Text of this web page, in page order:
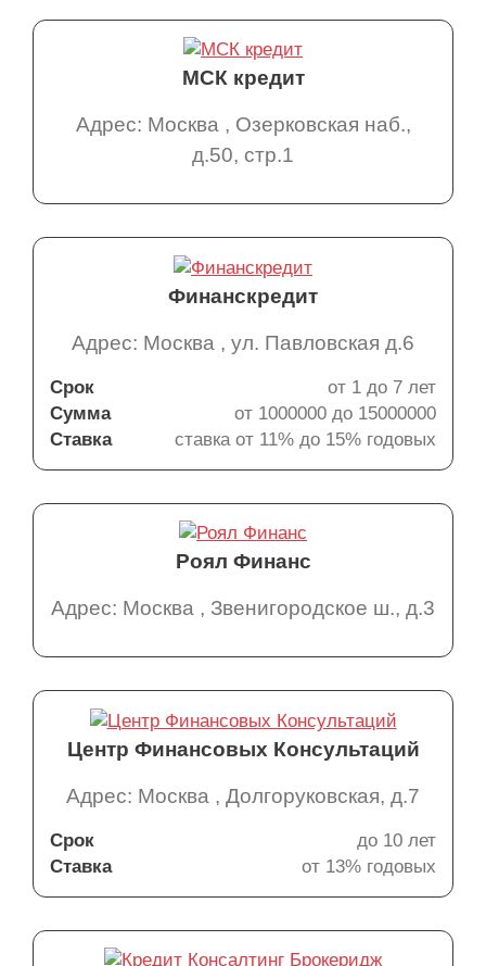
МСК кредит
Адрес: Москва , Озерковская наб.,
д.50, стр.1
Финанскредит
Адрес: Москва , ул. Павловская д.6
Срок
от 1 до 7 лет
Сумма
от 1000000 до 15000000
Ставка
ставка от 11% до 15% годовых
Роял Финанс
Адрес: Москва , Звенигородское ш., д.3
Центр Финансовых Консультаций
Адрес: Москва , Долгоруковская, д.7
Срок
до 10 лет
Ставка
от 13% годовых